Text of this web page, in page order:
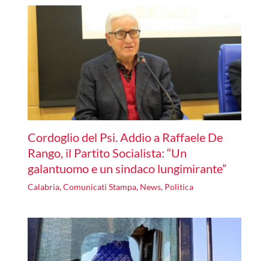
Cordoglio del Psi. Addio a Raffaele De
Rango, il Partito Socialista: “Un
galantuomo e un sindaco lungimirante”
Calabria,Comunicati Stampa, News, Politica